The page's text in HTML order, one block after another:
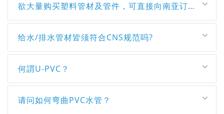
欲大量购买塑料管材及管件，可直接向南亚订购吗?
给水/排水管材皆须符合CNS规范吗?
何謂U-PVC？
请问如何弯曲PVC水管？